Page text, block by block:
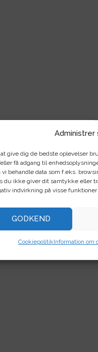
at give dig de bedste oplevelser
få adgang til
vi behandle data som f.eks.
du ikke giver dit samtykke eller
indvirkning på visse funktioner
GODKEND
CookiepolitikInformation om